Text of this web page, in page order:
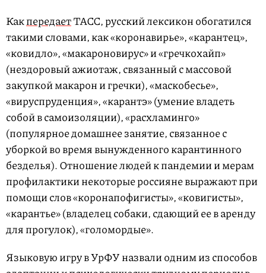
КакпередаетТАСС, русский лексикон обогатился
такими словами, как «коронавирье», «карантец»,
«ковидло», «макароновирус» и «гречкохайп»
(нездоровый ажиотаж, связанный с массовой
закупкой макарон и гречки), «маскобесье»,
«вируспруденция», «карантэ» (умение владеть
собой в самоизоляции), «расхламинго»
(популярное домашнее занятие, связанное с
уборкой во время вынужденного карантинного
безделья). Отношение людей к пандемии и мерам
профилактики некоторые россияне выражают при
помощи слов «коронапофигисты», «ковигисты»,
«карантье» (владелец собаки, сдающий ее в аренду
для прогулок), «голомордые».
Языковую игру в УрФУ назвали одним из способов